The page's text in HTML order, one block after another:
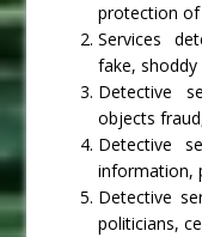
protection of
Services
fake, shoddy
Detective
objects
Detective
information,
Detective
politicians,